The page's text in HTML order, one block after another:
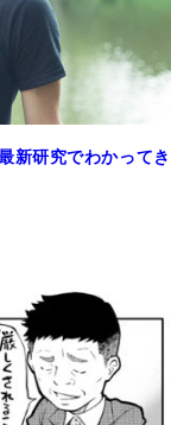
新研究でわかってき